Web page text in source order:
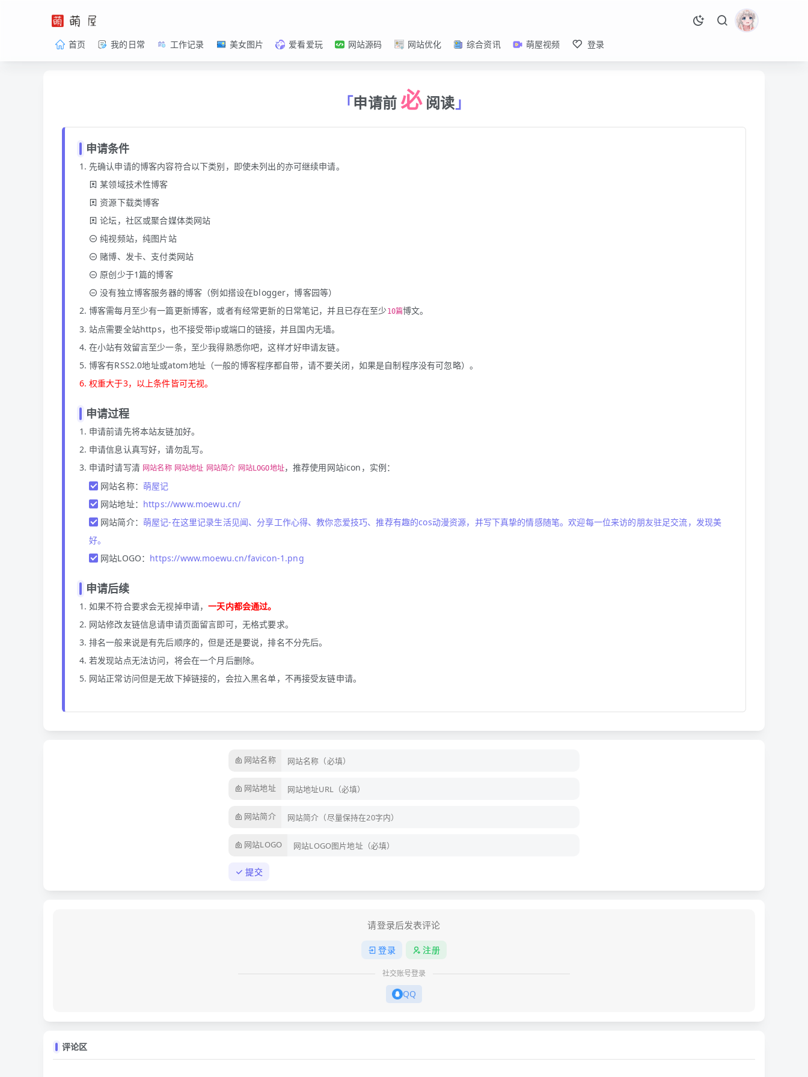
首页 我的日常 工作记录 美女图片 爱看爱玩 网站源码 网站优化 综合资讯 萌屋视频 登录
申请前 必阅读
申请条件
先确认申请的博客内容符合以下类别，即使未列出的亦可继续申请。
某领域技术性博客
资源下载类博客
论坛，社区或聚合媒体类网站
纯视频站，纯图片站
赌博、发卡、支付类网站
原创少于1篇的博客
没有独立博客服务器的博客（例如搭设在blogger，博客园等）
博客需每月至少有一篇更新博客，或者有经常更新的日常笔记，并且已存在至少10篇博文。
站点需要全站https，也不接受带ip或端口的链接，并且国内无墙。
在小站有效留言至少一条，至少我得熟悉你吧，这样才好申请友链。
博客有RSS2.0地址或atom地址（一般的博客程序都自带，请不要关闭，如果是自制程序没有可忽略）。
权重大于3，以上条件皆可无视。
申请过程
申请前请先将本站友链加好。
申请信息认真写好，请勿乱写。
申请时请写清 网站名称 网站地址 网站简介 网站LOGO地址，推荐使用网站icon，实例：
网站名称： 萌屋记
网站地址： https://www.moewu.cn/
网站简介： 萌屋记-在这里记录生活见闻、分享工作心得、教你恋爱技巧、推荐有趣的cos动漫资源，并写下真挚的情感随笔。欢迎每一位来访的朋友驻足交流，发现美
好。
网站LOGO： https://www.moewu.cn/favicon-1.png
申请后续
如果不符合要求会无视掉申请，一天内都会通过。
网站修改友链信息请申请页面留言即可，无格式要求。
排名一般来说是有先后顺序的，但是还是要说，排名不分先后。
若发现站点无法访问，将会在一个月后删除。
网站正常访问但是无故下掉链接的，会拉入黑名单，不再接受友链申请。
网站名称
网站地址
网站简介
网站LOGO
提交
请登录后发表评论
登录 注册
社交账号登录
QQ
评论区